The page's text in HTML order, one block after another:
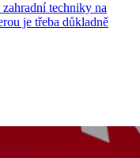
techniky na
je třeba důkladně